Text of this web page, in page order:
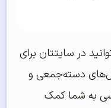
در سایتتان برای
دسته‌جمعی و
به شما کمک